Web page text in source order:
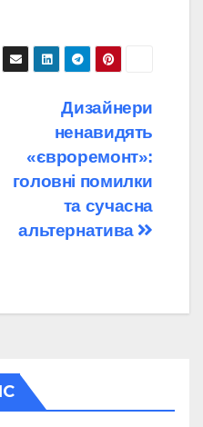
Дизайнери
ненавидять
«євроремонт»:
головні помилки
та сучасна
альтернатива